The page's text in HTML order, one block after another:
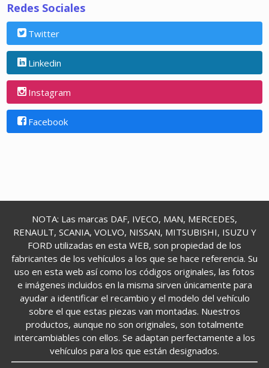
Redes Sociales
Twitter
Linkedin
Instagram
Facebook
NOTA: Las marcas DAF, IVECO, MAN, MERCEDES,
RENAULT, SCANIA, VOLVO, NISSAN, MITSUBISHI, ISUZU Y
FORD utilizadas en esta WEB, son propiedad de los
fabricantes de los vehículos a los que se hace referencia. Su
uso en esta web así como los códigos originales, las fotos
e imágenes incluidos en la misma sirven únicamente para
ayudar a identificar el recambio y el modelo del vehículo
sobre el que estas piezas van montadas. Nuestros
productos, aunque no son originales, son totalmente
intercambiables con ellos. Se adaptan perfectamente a los
vehículos para los que están designados.